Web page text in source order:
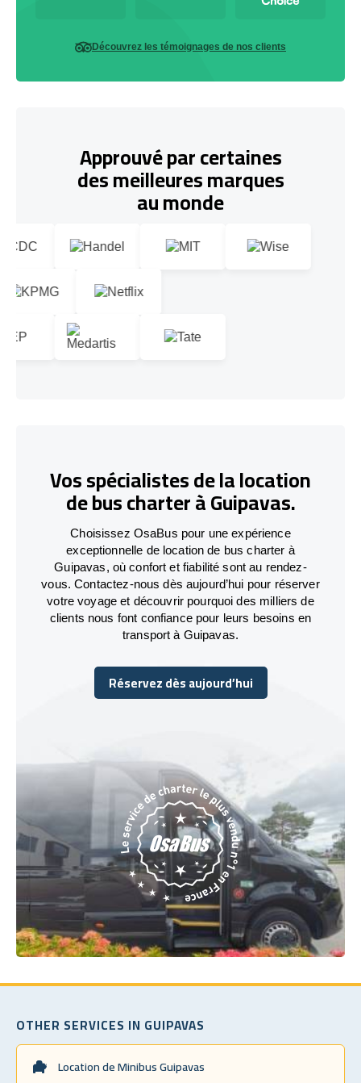
Découvrez les témoignages de nos clients
Approuvé par certaines
des meilleures marques
au monde
Vos spécialistes de la location
de bus charter à Guipavas.
Choisissez OsaBus pour une expérience
exceptionnelle de location de bus charter à
Guipavas, où confort et fiabilité sont au rendez-
vous. Contactez-nous dès aujourd’hui pour réserver
votre voyage et découvrir pourquoi des milliers de
clients nous font confiance pour leurs besoins en
transport à Guipavas.
Réservez dès aujourd’hui
Réservez dès aujourd’hui
OTHER SERVICES IN GUIPAVAS
Location de Minibus Guipavas